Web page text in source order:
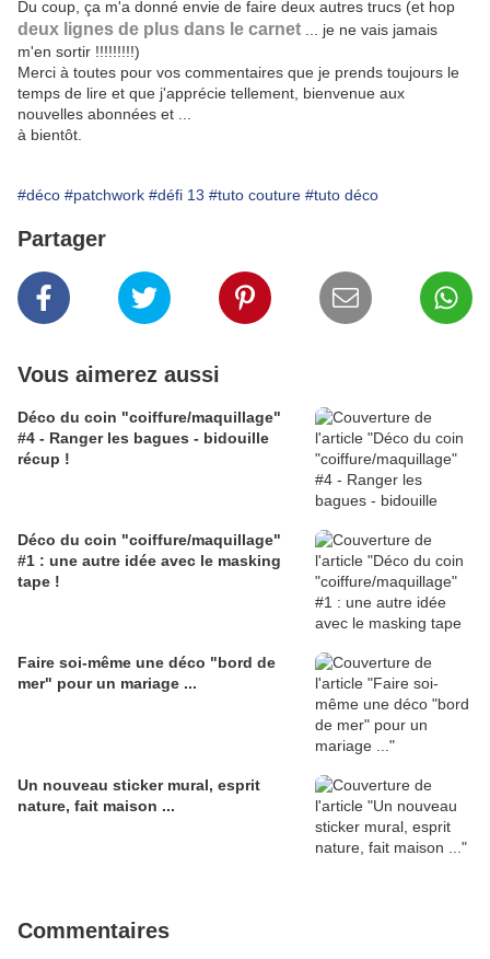
Du coup, ça m'a donné envie de faire deux autres trucs (et hop
deux lignes de plus dans le carnet
... je ne vais jamais
m'en sortir !!!!!!!!!)
Merci à toutes pour vos commentaires que je prends toujours le
temps de lire et que j'apprécie tellement, bienvenue aux
nouvelles abonnées et ...
à bientôt.
#déco #patchwork #défi 13 #tuto couture #tuto déco
Partager
Vous aimerez aussi
Déco du coin "coiffure/maquillage"
#4 - Ranger les bagues - bidouille
récup !
Déco du coin "coiffure/maquillage"
#1 : une autre idée avec le masking
tape !
Faire soi-même une déco "bord de
mer" pour un mariage ...
Un nouveau sticker mural, esprit
nature, fait maison ...
Commentaires